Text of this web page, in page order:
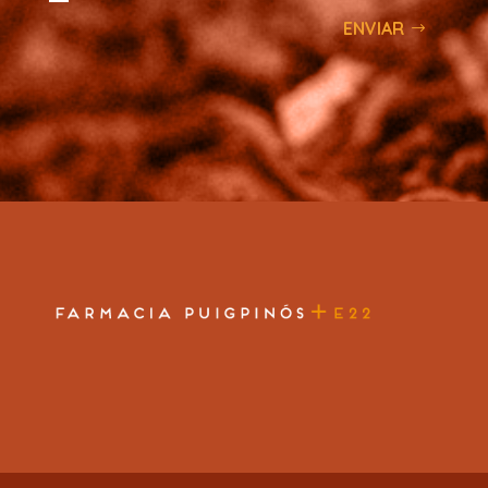
ENVIAR